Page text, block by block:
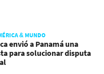
& MUNDO
envió a Panamá una
para solucionar disputa